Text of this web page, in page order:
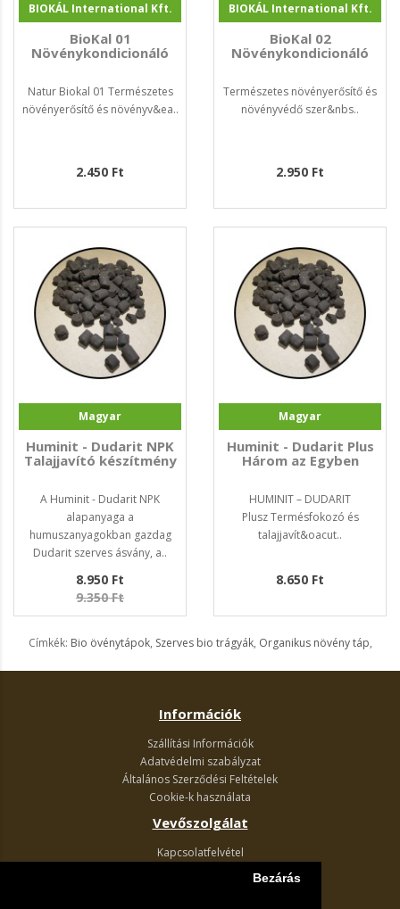
Bezárás
BIOKÁL International Kft.
BioKal 01
Növénykondicionáló
Natur Biokal 01 Természetes
növényerősítő és növényv&ea..
2.450 Ft
BIOKÁL International Kft.
BioKal 02
Növénykondicionáló
Természetes növényerősítő és
növényvédő szer&nbs..
2.950 Ft
Magyar
Huminit - Dudarit NPK
Talajjavító készítmény
A Huminit - Dudarit NPK
alapanyaga a
humuszanyagokban gazdag
Dudarit szerves ásvány, a..
8.950 Ft
9.350 Ft
Magyar
Huminit - Dudarit Plus
Három az Egyben
HUMINIT – DUDARIT
Plusz Termésfokozó és
talajjavít&oacut..
8.650 Ft
Címkék: Bio övénytápok, Szerves bio trágyák, Organikus növény táp,
Információk
Szállítási Információk
Adatvédelmi szabályzat
Általános Szerződési Feltételek
Cookie-k használata
Vevőszolgálat
Kapcsolatfelvétel